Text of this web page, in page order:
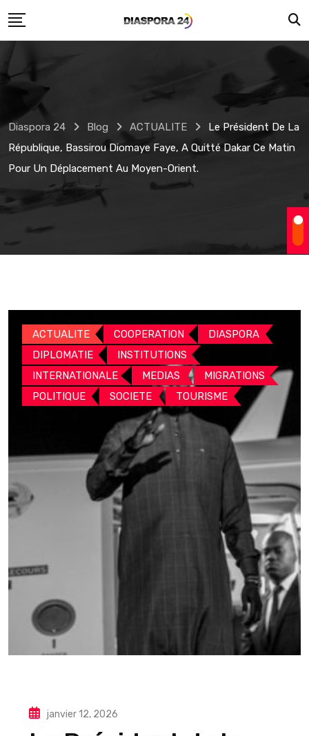
to
Diaspora 24 Blog ACTUALITE
Le Président De La
République, Bassirou Diomaye Faye, A Quitté Dakar Ce Matin
Pour Un Déplacement Au Moyen-Orient.
ACTUALITE COOPERATION
DIASPORA
DIPLOMATIE
INSTITUTIONS
INTERNATIONALE
MEDIAS
MIGRATIONS
POLITIQUE
SOCIETE TOURISME
janvier 12, 2026